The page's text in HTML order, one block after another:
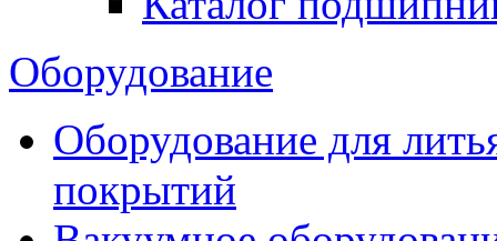
Оборудование
Оборудование для
покрытий